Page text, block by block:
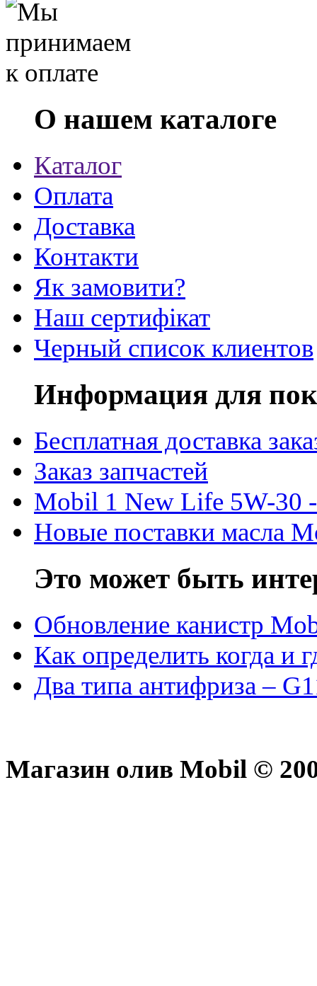
О нашем каталоге
Каталог
Оплата
Доставка
Контакти
Як замовити?
Наш сертифікат
Черный список клиентов
Информация для
Бесплатная доставка
Заказ запчастей
Mobil 1 New Life 5W-30 -
Новые поставки масла
Это может быть
Обновление канистр
Как определить когда и
Два типа антифриза –
Магазин олив Mobil ©